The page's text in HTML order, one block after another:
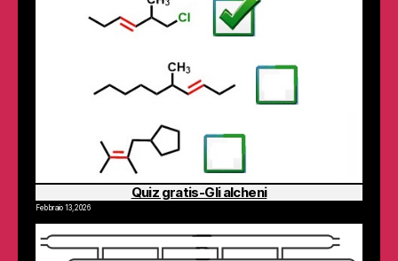
Quiz gratis-Gli alcheni
Febbraio 13, 2026